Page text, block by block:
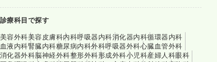
診療科目で探す
美容外科美容皮膚科内科呼吸器内科消化器内科循環器内科
血液内科腎臓内科糖尿病内科外科呼吸器外科心臓血管外科
消化器外科脳神経外科整形外科形成外科小児科産婦人科眼科